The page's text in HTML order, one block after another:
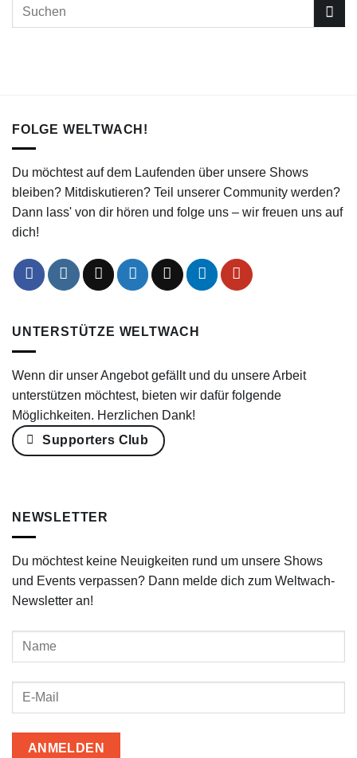
FOLGE WELTWACH!
Du möchtest auf dem Laufenden über unsere Shows
bleiben? Mitdiskutieren? Teil unserer Community werden?
Dann lass' von dir hören und folge uns – wir freuen uns auf
dich!
UNTERSTÜTZE WELTWACH
Wenn dir unser Angebot gefällt und du unsere Arbeit
unterstützen möchtest, bieten wir dafür folgende
Möglichkeiten. Herzlichen Dank!
Supporters Club
NEWSLETTER
Du möchtest keine Neuigkeiten rund um unsere Shows
und Events verpassen? Dann melde dich zum Weltwach-
Newsletter an!